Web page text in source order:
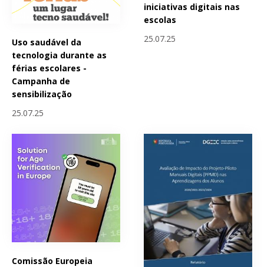
Uso saudável da
tecnologia durante as
férias escolares -
Campanha de
sensibilização
25.07.25
iniciativas digitais nas
escolas
25.07.25
Comissão Europeia